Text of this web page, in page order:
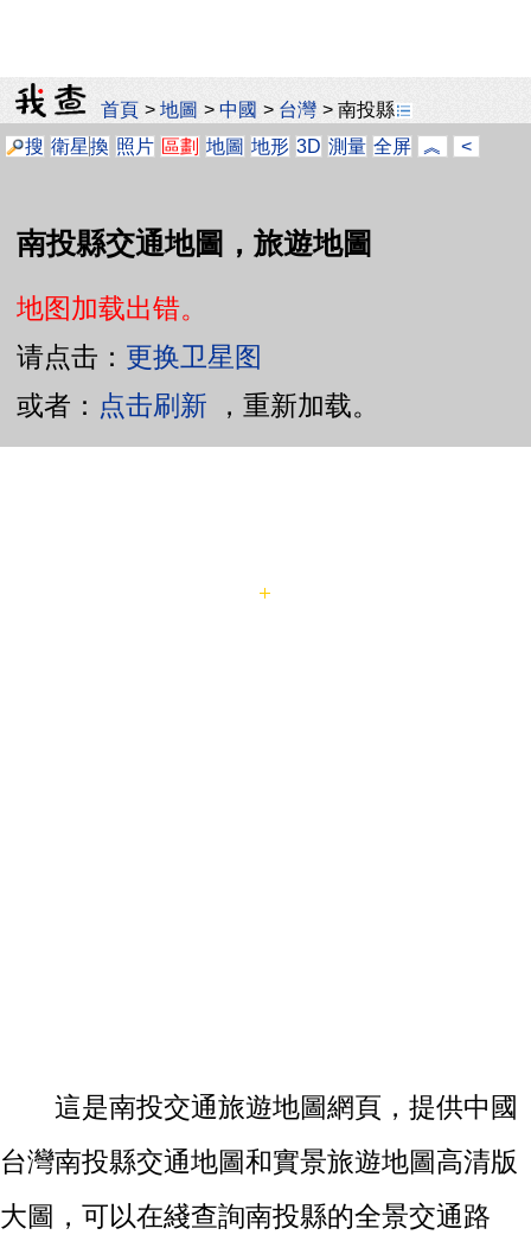
首頁 >地圖 >中國 > 台灣 >南投縣
搜 衛星換 照片 區劃 地圖 地形 3D 測量 全屏 ︽ <
南投縣交通地圖，旅遊地圖
地图加载出错。
请点击： 更换卫星图
或者： 点击刷新 ，重新加载。
這是南投交通旅遊地圖網頁，提供中國
台灣南投縣交通地圖和實景旅遊地圖高清版
大圖，可以在綫查詢南投縣的全景交通路